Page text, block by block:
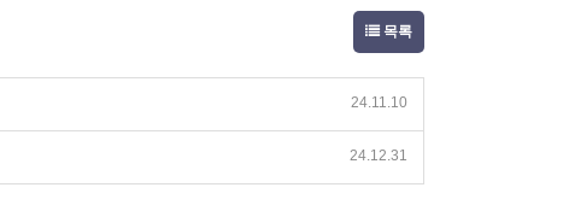
목록
24.11.10
24.12.31